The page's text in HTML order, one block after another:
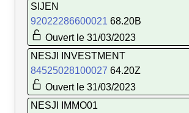
SIJEN
92022286600021 68.20B
Ouvert le 31/03/2023
NESJI INVESTMENT
84525028100027 64.20Z
Ouvert le 31/03/2023
NESJI IMMO01